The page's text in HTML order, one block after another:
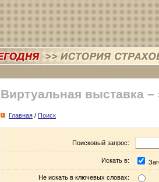
Виртуальная выставка –
Главная / Поиск
Поисковый запрос:
Искать в:
Не искать в ключевых словах: